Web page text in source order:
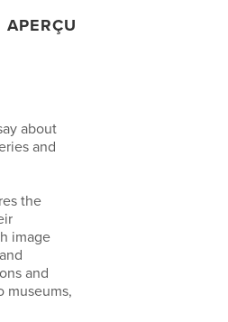
APERÇU
about
and
the
image
and
museums,